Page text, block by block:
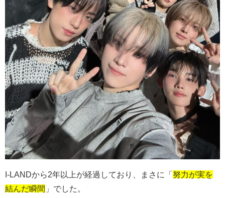
I-LANDから2年以上が経過しており、まさに「 努力が実を
結んだ瞬間 」でした。